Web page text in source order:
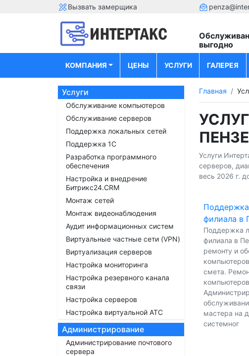
Вызвать замерщика
выгодно
КОМПАНИЯ ЦЕНЫ УСЛУГИ ГАЛЕРЕЯ
Услуги
Обслуживание компьютеров
Обслуживание серверов
Поддержка локальных сетей
Поддержка 1С
Разработка программного
обеспечения
Настройка и внедрение
Битрикс24.CRM
Монтаж сетей
Монтаж видеонаблюдения
Аудит информационных систем
Виртуальные частные сети (VPN)
Виртуализация серверов
Настройка мониторинга
Настройка резервного канала
связи
Настройка серверов
Настройка виртуальной АТС
Администрирование
Администрирование почтового
сервера
Главная
ПЕНЗЕ
Услуги
серверов,
весь 2026 г.
филиала в
Поддержка
филиала в
ремонту и
смета.
мастера на
системног